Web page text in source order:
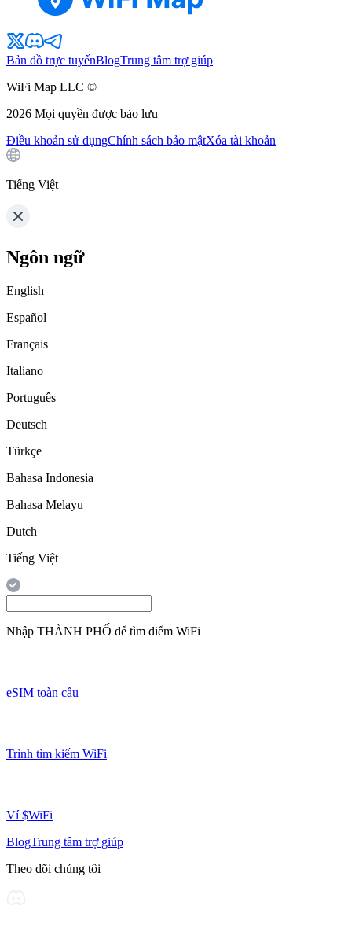
Bản đồ trực tuyếnBlogTrung tâm trợ giúp
WiFi Map LLC ©
2026 Mọi quyền được bảo lưu
Điều khoản sử dụngChính sách bảo mậtXóa tài khoản
Tiếng Việt
Ngôn ngữ
English
Español
Français
Italiano
Português
Deutsch
Türkçe
Bahasa Indonesia
Bahasa Melayu
Dutch
Tiếng Việt
Nhập THÀNH PHỐ để tìm điểm WiFi
eSIM toàn cầu
Trình tìm kiếm WiFi
Ví $WiFi
BlogTrung tâm trợ giúp
Theo dõi chúng tôi